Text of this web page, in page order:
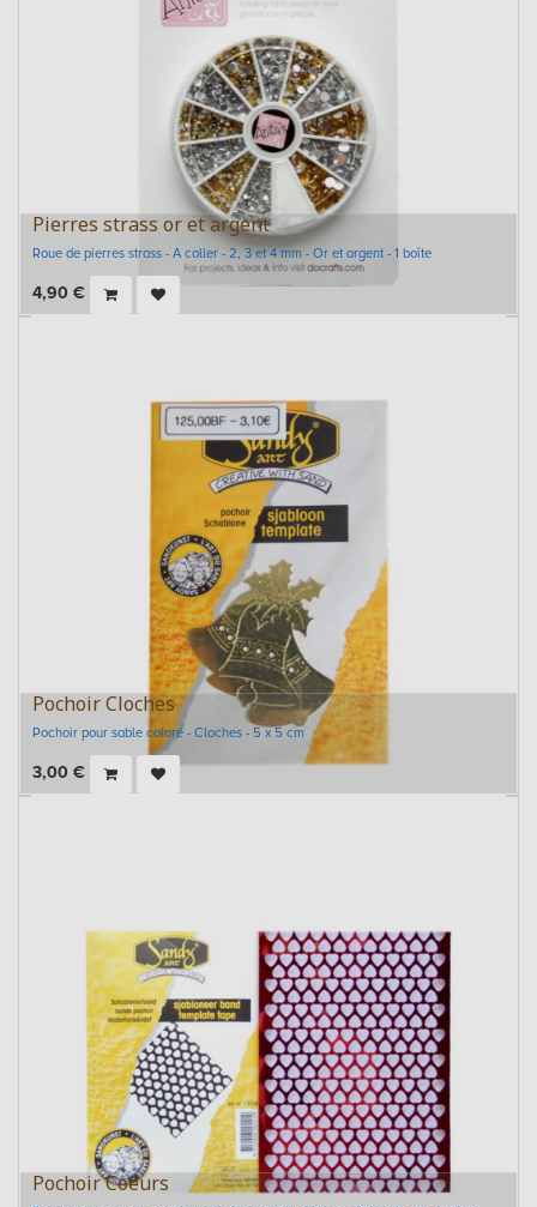
Pierres strass or et argent
Roue de pierres strass - A coller - 2, 3 et 4 mm - Or et argent - 1 boîte
4,90 €
Pochoir Cloches
Pochoir pour sable coloré - Cloches - 5 x 5 cm
3,00 €
Pochoir Coeurs